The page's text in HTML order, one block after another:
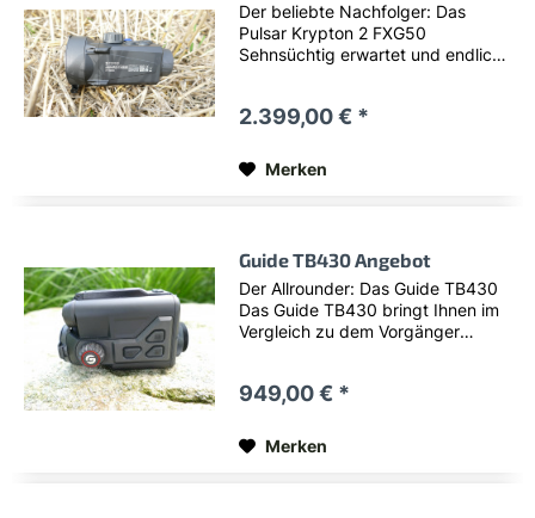
Der beliebte Nachfolger: Das
Pulsar Krypton 2 FXG50
Sehnsüchtig erwartet und endlich
Vorgängers mit extremer Laufzeit,
gelernt haben. Dieser sitzt...
2.399,00 € *
Merken
Guide TB430 Angebot
Der Allrounder: Das Guide TB430
Das Guide TB430 bringt Ihnen im
Vergleich zu dem Vorgänger
Dabei ist das Gerät noch kleiner
es auch auf...
949,00 € *
Merken